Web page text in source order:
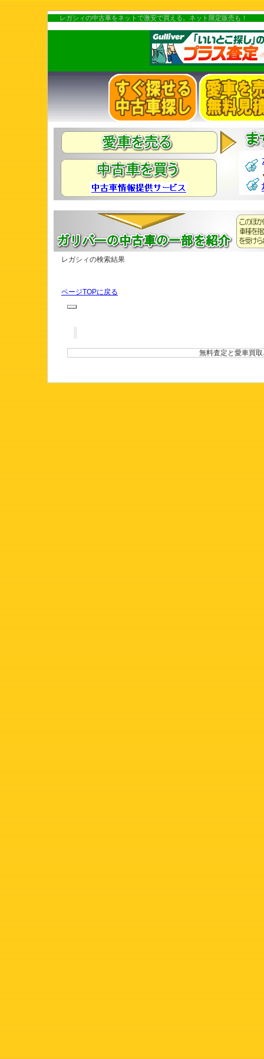
レガシィの中古車をネットで激安で買える。ネット限定販売も！
レガシィの検索結果
ページTOPに戻る
無料査定と愛車買